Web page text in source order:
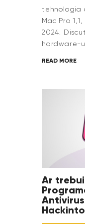
tehnologia
Mac Pro
2024.
hardware-
READ MORE
Ar